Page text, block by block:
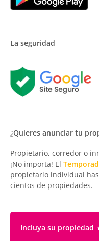
La seguridad
¿Quieres anunciar tu
Propietario, corredor o
¡No importa! El
propietario individual
cientos de propiedades.
Incluya su propiedad